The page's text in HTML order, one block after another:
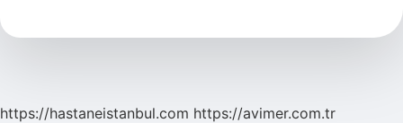
Mı
https://hastaneistanbul.com https://avimer.com.tr